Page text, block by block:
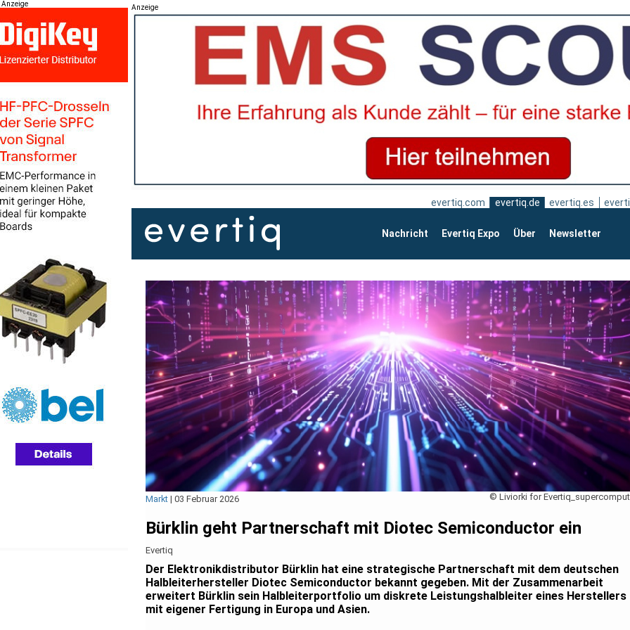
Anzeige Anzeige
evertiq.com evertiq.de evertiq.es
Nachricht Evertiq Expo Über Newsletter
© Liviorki for
Markt | 03 Februar 2026
Bürklin geht Partnerschaft mit Diotec Semiconductor ein
Evertiq
Der Elektronikdistributor Bürklin hat eine strategische Partnerschaft mit dem deutschen
Halbleiterhersteller Diotec Semiconductor bekannt gegeben. Mit der Zusammenarbeit
erweitert Bürklin sein Halbleiterportfolio um diskrete Leistungshalbleiter eines Herstellers
mit eigener Fertigung in Europa und Asien.